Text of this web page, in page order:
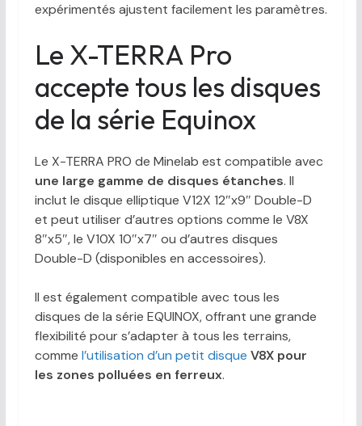
expérimentés ajustent facilement les paramètres.
Le X-TERRA Pro
accepte tous les disques
de la série Equinox
Le X-TERRA PRO de Minelab est compatible avec
une large gamme de disques étanches. Il
inclut le disque elliptique V12X 12″x9″ Double-D
et peut utiliser d’autres options comme le V8X
8″x5″, le V10X 10″x7″ ou d’autres disques
Double-D (disponibles en accessoires).
Il est également compatible avec tous les
disques de la série EQUINOX, offrant une grande
flexibilité pour s’adapter à tous les terrains,
comme l’utilisation d’un petit disque V8X pour
les zones polluées en ferreux.